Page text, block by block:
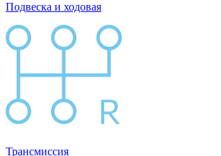
Подвеска и ходовая
Трансмиссия